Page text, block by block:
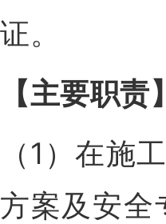
证。
【主要职责】
（1）在施
方案及安全